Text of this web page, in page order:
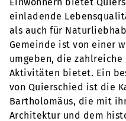
einladende
als auch für
Gemeinde ist von einer
umgeben, die
Aktivitäten bietet. Ein
von Quierschied ist die
Bartholomäus, die mit
Architektur und dem